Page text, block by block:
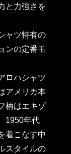
と力強さを
ャツ特有の
ンの定番モ
ロハシャツ
アメリカ本
柄はエキゾ
1950年代
着こなす中
スタイルの